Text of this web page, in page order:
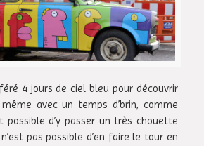
4 jours de ciel bleu pour découvrir
avec un temps d’brin, comme
d’y passer un très chouette
pas possible d’en faire le tour en